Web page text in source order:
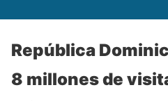
República
8 millones de